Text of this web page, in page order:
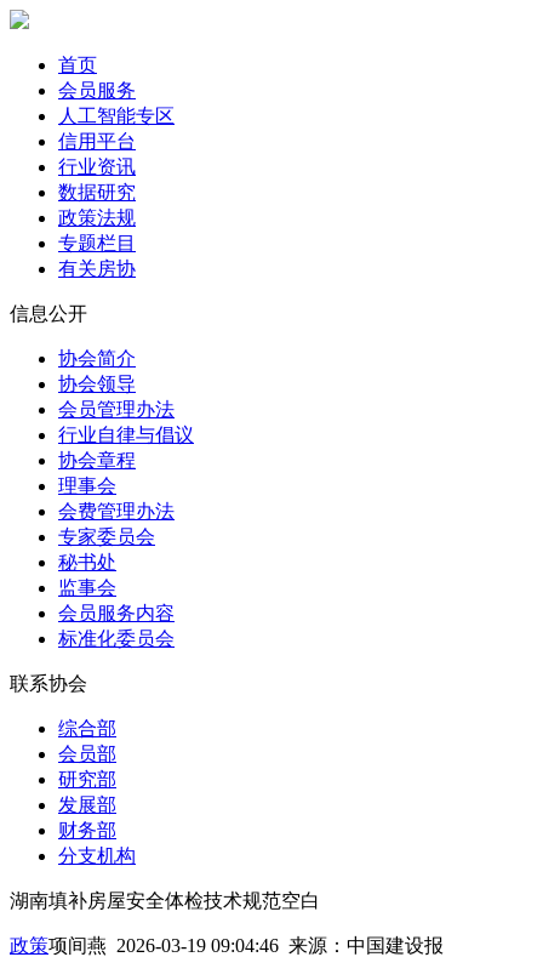
首页
会员服务
人工智能专区
信用平台
行业资讯
数据研究
政策法规
专题栏目
有关房协
信息公开
协会简介
协会领导
会员管理办法
行业自律与倡议
协会章程
理事会
会费管理办法
专家委员会
秘书处
监事会
会员服务内容
标准化委员会
联系协会
综合部
会员部
研究部
发展部
财务部
分支机构
湖南填补房屋安全体检技术规范空白
政策项间燕 2026-03-19 09:04:46 来源： 中国建设报